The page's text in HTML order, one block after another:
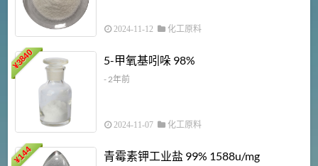
2024-11-12 化工原料
¥
3840 5-甲氧基吲哚 98%
- 2年前
2024-11-07 化工原料
¥
144 青霉素钾工业盐 99% 1588u/mg